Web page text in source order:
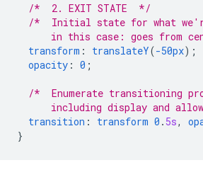
/*  2. EXIT STATE  */
/*  Initial state for what
in this case: goes from
transform : translateY(-50px);
opacity : 0 ;
/*  Enumerate transitioning
including display and
transition : transform 0 . 5s,
}